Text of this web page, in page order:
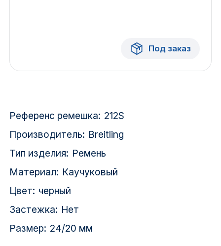
Красноярск
1 Поселок
2717 км
3-й Участок
4-й Участок
52127 городок
Под заказ
Референс ремешка: 212S
Производитель: Breitling
Тип изделия: Ремень
Материал: Каучуковый
Цвет: черный
Застежка: Нет
Размер: 24/20 мм